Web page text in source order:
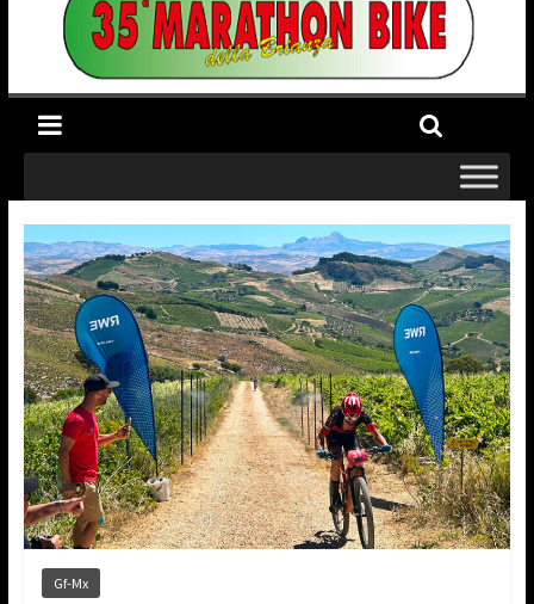
Gf-Mx